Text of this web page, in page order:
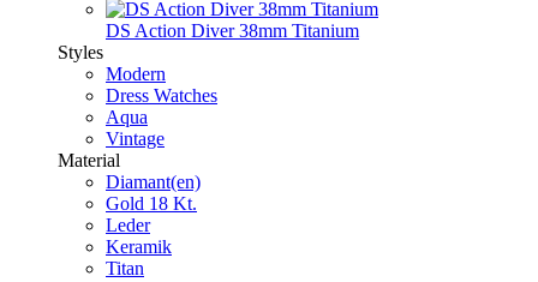
DS Action Diver 38mm Titanium
Styles
Modern
Dress Watches
Aqua
Vintage
Material
Diamant(en)
Gold 18 Kt.
Leder
Keramik
Titan